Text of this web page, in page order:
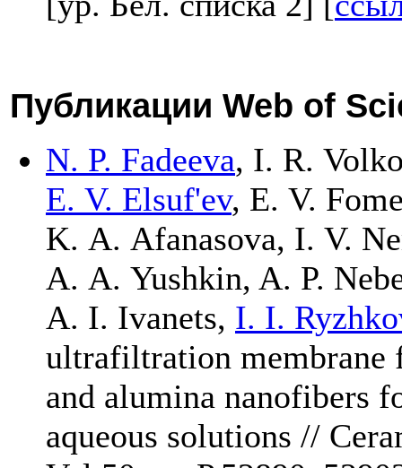
Публикации Web of
N. P. Fadeeva, I. R.
E. V. Elsuf'ev, E. V.
K. A. Afanasova, I. V.
A. A. Yushkin, A. P.
A. I. Ivanets, I. I.
ultrafiltration membrane
and alumina nanofibers
aqueous solutions //